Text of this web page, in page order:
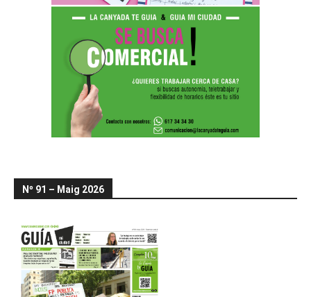
Nº 91 – Maig 2026